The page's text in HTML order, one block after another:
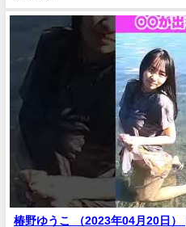
椿野ゆうこ （2023年04月20日